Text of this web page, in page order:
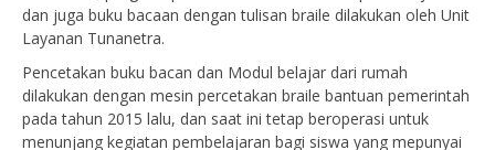
dan juga buku bacaan dengan tulisan braile dilakukan oleh Unit
Layanan Tunanetra.
Pencetakan buku bacan dan Modul belajar dari rumah
dilakukan dengan mesin percetakan braile bantuan pemerintah
pada tahun 2015 lalu, dan saat ini tetap beroperasi untuk
menunjang kegiatan pembelajaran bagi siswa yang mepunyai